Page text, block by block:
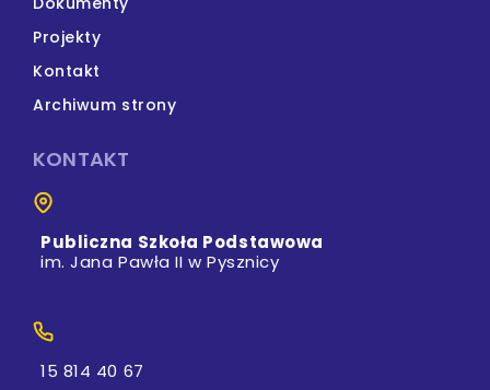
Projekty
Kontakt
Archiwum strony
KONTAKT
Publiczna Szkoła Podstawowa
im. Jana Pawła II w Pysznicy
15 814 40 67